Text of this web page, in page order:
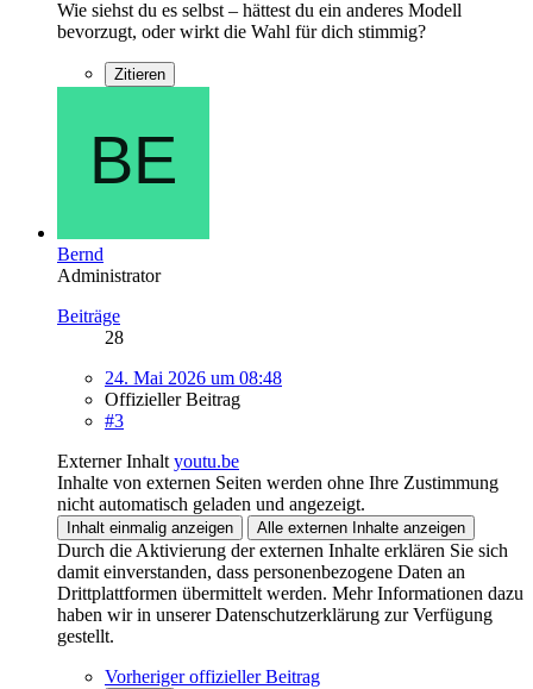
Wie siehst du es selbst – hättest du ein anderes Modell
bevorzugt, oder wirkt die Wahl für dich stimmig?
Zitieren
Bernd
Administrator
Beiträge
28
24. Mai 2026 um 08:48
Offizieller Beitrag
#3
Externer Inhalt youtu.be
Inhalte von externen Seiten werden ohne Ihre Zustimmung
nicht automatisch geladen und angezeigt.
Inhalt einmalig anzeigen Alle externen Inhalte anzeigen
Durch die Aktivierung der externen Inhalte erklären Sie sich
damit einverstanden, dass personenbezogene Daten an
Drittplattformen übermittelt werden. Mehr Informationen dazu
haben wir in unserer Datenschutzerklärung zur Verfügung
gestellt.
Vorheriger offizieller Beitrag